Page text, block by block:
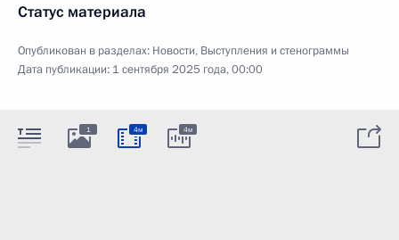
Статус материала
Опубликован в разделах: Новости, Выступления и стенограммы
Дата публикации: 1 сентября 2025 года, 00:00
1 4м 4м